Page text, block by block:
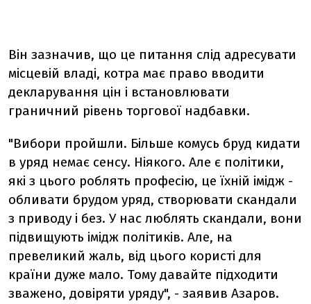
Він зазначив, що це питання слід адресувати
місцевій владі, котра має право вводити
декларування цін і встановлювати
граничний рівень торгової надбавки.
"Вибори пройшли. Більше комусь бруд кидати
в уряд немає сенсу. Ніякого. Але є політики,
які з цього роблять професію, це їхній імідж -
обливати брудом уряд, створювати скандали
з приводу і без. У нас люблять скандали, вони
підвищують імідж політиків. Але, на
превеликий жаль, від цього користі для
країни дуже мало. Тому давайте підходити
зважено, довіряти уряду", - заявив Азаров.